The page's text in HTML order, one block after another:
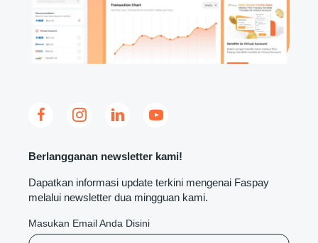
Berlangganan newsletter kami!
Dapatkan informasi update terkini mengenai Faspay
melalui newsletter dua mingguan kami.
Masukan Email Anda Disini